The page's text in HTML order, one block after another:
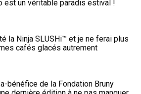
est un véritable paradis estival !
la Ninja SLUSHi™ et je ne ferai plus
cafés glacés autrement
bénéfice de la Fondation Bruny